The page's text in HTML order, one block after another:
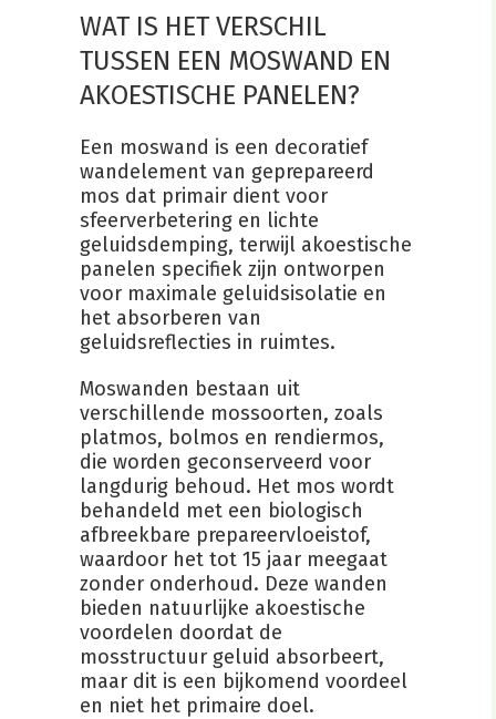
WAT IS HET VERSCHIL
TUSSEN EEN MOSWAND EN
AKOESTISCHE PANELEN?
Een moswand is een decoratief
wandelement van geprepareerd
mos dat primair dient voor
sfeerverbetering en lichte
geluidsdemping, terwijl akoestische
panelen specifiek zijn ontworpen
voor maximale geluidsisolatie en
het absorberen van
geluidsreflecties in ruimtes.
Moswanden bestaan uit
verschillende mossoorten, zoals
platmos, bolmos en rendiermos,
die worden geconserveerd voor
langdurig behoud. Het mos wordt
behandeld met een biologisch
afbreekbare prepareervloeistof,
waardoor het tot 15 jaar meegaat
zonder onderhoud. Deze wanden
bieden natuurlijke akoestische
voordelen doordat de
mosstructuur geluid absorbeert,
maar dit is een bijkomend voordeel
en niet het primaire doel.